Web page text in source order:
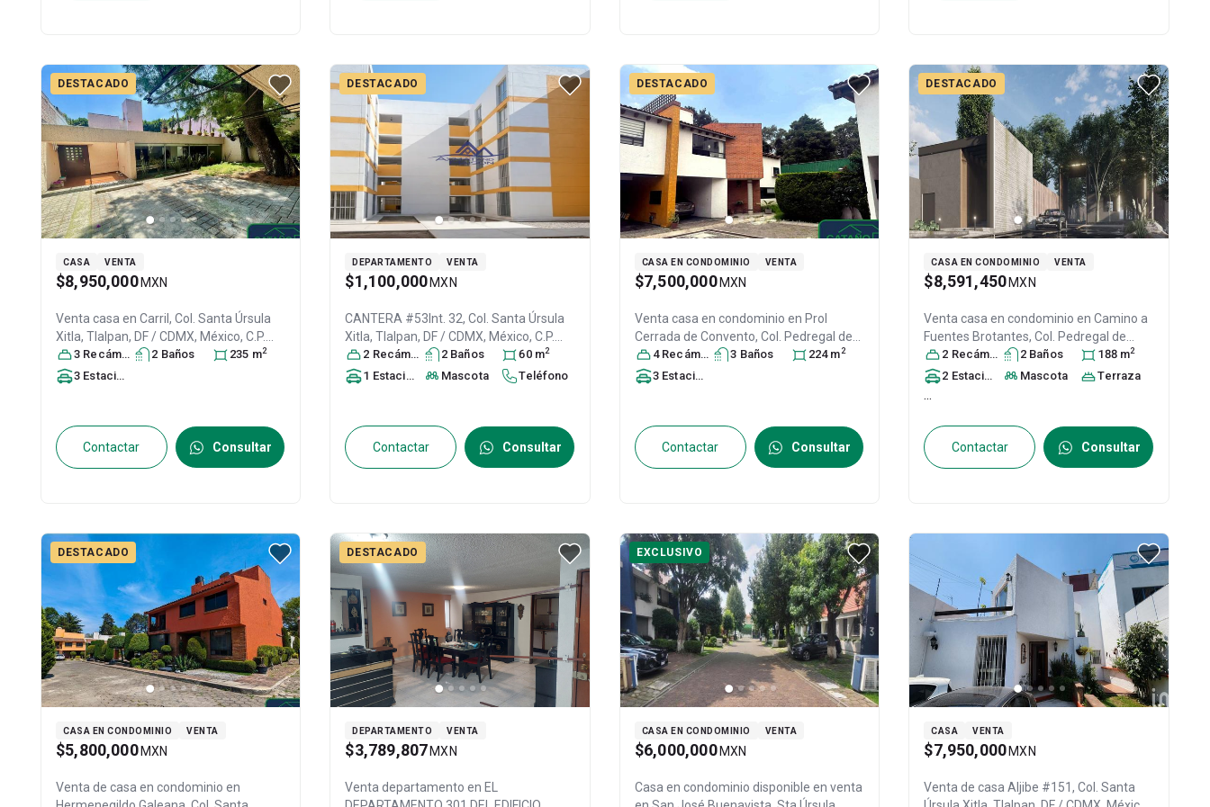
DESTACADO
CASA VENTA
$8,950,000 MXN
Venta casa en Carril, Col. Santa Úrsula
Xitla, Tlalpan, DF / CDMX, México, C.P.
14420, ID:31351463
3 Recámara s 2 Baños 235 m2
3 Estacionamiento
Contactar Consultar
DESTACADO
DEPARTAMENTO VENTA
$1,100,000 MXN
CANTERA #53Int. 32, Col. Santa Úrsula
Xitla,Tlalpan, DF / CDMX, México, C.P.
14420, ID:31122835
2 Recámara s 2 Baños 60 m2
1 Estacionamiento Mascota Teléfono
Contactar Consultar
DESTACADO
CASA EN CONDOMINIO VENTA
$7,500,000 MXN
Venta casa en condominio en Prol
Cerrada de Convento, Col. Pedregal de
Santa Úrsula Xitla, Tlalpan , DF / CDMX
México, C.P. 14438
4 Recámara s 3 Baños 224 m2
3 Estacionamiento
Contactar Consultar
DESTACADO
CASA EN CONDOMINIO VENTA
$8,591,450 MXN
Venta casa en condominio enCamino a
Fuentes Brotantes, Col. Pedregal de
Santa Úrsula Xitla,Tlalpan , DF / CDMX
México, C.P. 14438, ID:31272724
2 Recámara s 2 Baños 188 m2
2 Estacionamiento s
Mascota Terraza
...
Contactar Consultar
DESTACADO
CASA EN CONDOMINIO VENTA
$5,800,000 MXN
Venta de casa en condominio en
DESTACADO
DEPARTAMENTO VENTA
$3,789,807 MXN
Venta departamento en EL
EXCLUSIVO
CASA EN CONDOMINIO VENTA
$6,000,000 MXN
Casa en condominio disponible en venta
CASA VENTA
$7,950,000 MXN
Venta de casaAljibe #151, Col. Santa